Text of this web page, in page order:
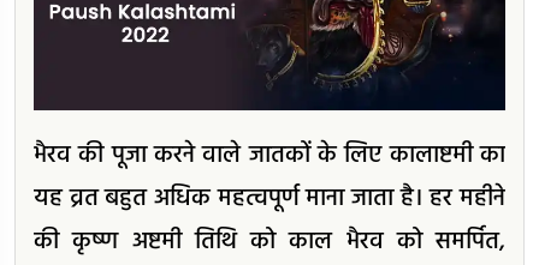
भैरव की पूजा करने वाले जातकों के लिए कालाष्टमी का
यह व्रत बहुत अधिक महत्वपूर्ण माना जाता है। हर महीने
की कृष्ण अष्टमी तिथि को काल भैरव को समर्पित,